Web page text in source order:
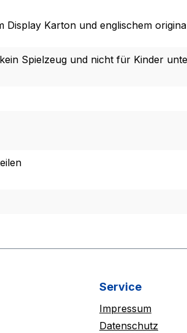
Display Karton und englischem
Spielzeug und nicht für Kinder
Service
Impressum
Datenschutz